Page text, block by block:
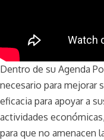
Dentro de su Agenda
necesario para mejorar
eficacia para apoyar a
actividades
para que no amenacen